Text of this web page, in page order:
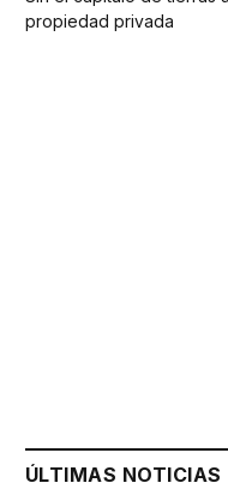
propiedad privada
ÚLTIMAS NOTICIAS